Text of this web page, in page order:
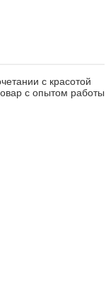
с красотой
с опытом работы